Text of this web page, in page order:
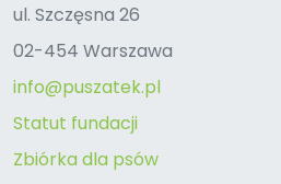
ul. Szczęsna 26
02-454 Warszawa
info@puszatek.pl
Statut fundacji
Zbiórka dla psów